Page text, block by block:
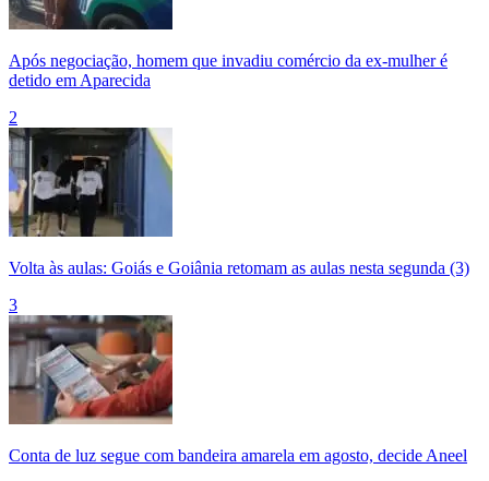
Após negociação, homem que invadiu comércio da ex-mulher é
detido em Aparecida
2
Volta às aulas: Goiás e Goiânia retomam as aulas nesta segunda (3)
3
Conta de luz segue com bandeira amarela em agosto, decide Aneel